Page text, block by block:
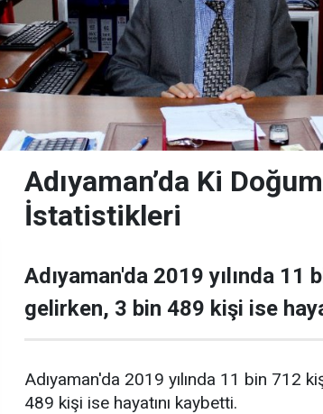
Adıyaman’da Ki
İstatistikleri
Adıyaman'da 2019 yılında 11
gelirken, 3 bin 489 kişi ise
Adıyaman'da 2019 yılında 11 bin 712
489 kişi ise hayatını kaybetti.